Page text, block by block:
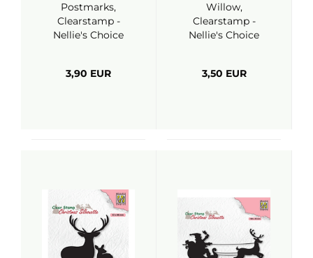
Postmarks,
Clearstamp -
Nellie's Choice
3,90 EUR
Willow,
Clearstamp -
Nellie's Choice
3,50 EUR